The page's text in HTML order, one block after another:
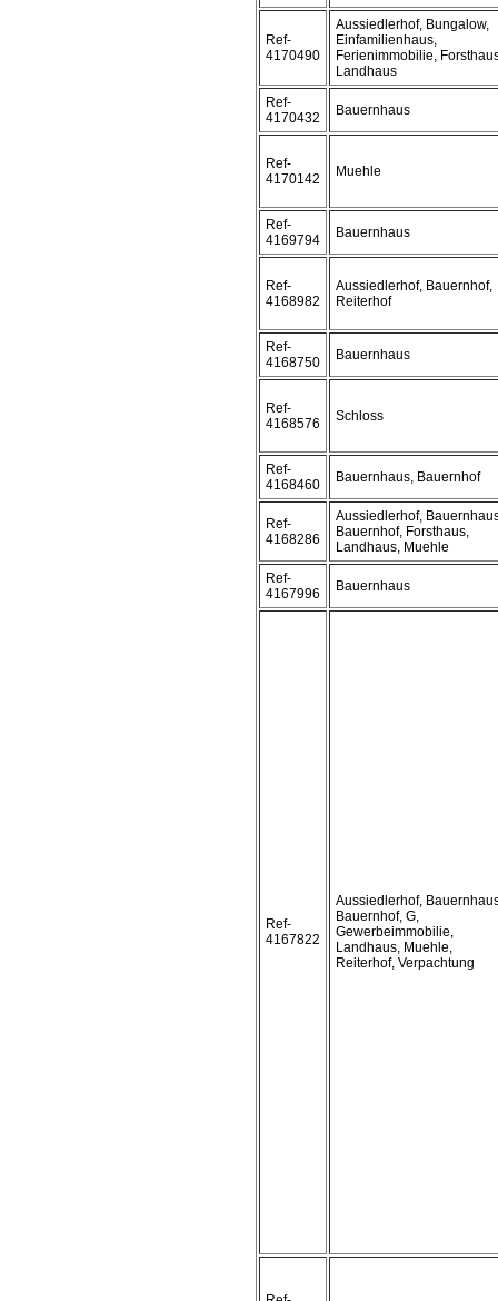
Ref-
4170490
Aussiedlerhof, Bungalow,
Einfamilienhaus,
Ferienimmobilie,
Landhaus
Ref-
4170432
Bauernhaus
Ref-
4170142
Muehle
Ref-
4169794
Bauernhaus
Ref-
4168982
Aussiedlerhof, Bauernhof,
Reiterhof
Ref-
4168750
Bauernhaus
Ref-
4168576
Schloss
Ref-
4168460
Bauernhaus, Bauernhof
Ref-
4168286
Aussiedlerhof,
Bauernhof, Forsthaus,
Landhaus, Muehle
Ref-
4167996
Bauernhaus
Ref-
4167822
Aussiedlerhof,
Bauernhof, G,
Gewerbeimmobilie,
Landhaus, Muehle,
Reiterhof, Verpachtung